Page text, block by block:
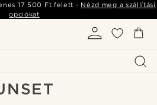
17 500 Ft felett - Nézd meg a szállítási
opciókat